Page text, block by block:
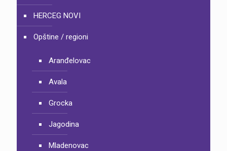
HERCEG NOVI
Opštine / regioni
Aranđelovac
Avala
Grocka
Jagodina
Mladenovac